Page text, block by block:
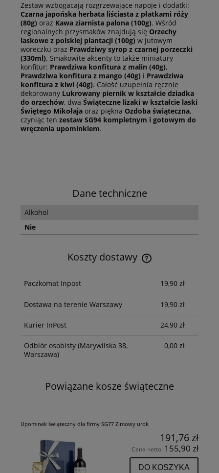
Zestaw wzbogacają rozgrzewające napoje i dodatki:
Czarna japońska herbata liściasta z płatkami róży
(80g) oraz Kawa ziarnista palona (100g). Wśród
regionalnych przysmaków znajdują się Orzechy
laskowe z polskiej plantacji (100g) w jutowym
woreczku oraz Prawdziwy syrop z czarnej porzeczki
(330ml). Smakowite akcenty to także miniatury
konfitur: Prawdziwa konfitura z malin (40g),
Prawdziwa konfitura z mango (40g) i Prawdziwa
konfitura z kiwi (40g). Całość uzupełnia ręcznie
dekorowany Lukrowany piernik w kształcie dziadka
do orzechów, dwa Świąteczne lizaki w kształcie laski
Świętego Mikołaja oraz piękna Ozdoba świąteczna,
czyniąc ten zestaw SG94 kompletnym i gotowym do
wręczenia upominkiem.
Dane techniczne
Alkohol
Nie
Koszty dostawy
Cena nie zawiera ewentualnych kosztów płatności
Paczkomat Inpost 19,90 zł
Dostawa na terenie Warszawy 19,90 zł
Kurier InPost 24,90 zł
Odbiór osobisty (Marywilska 38,
Warszawa)
0,00 zł
Powiązane kosze świąteczne
Upominek świąteczny dla firmy SG77 Zimowy urok
191,76 zł
Cena netto: 155,90 zł
DO KOSZYKA